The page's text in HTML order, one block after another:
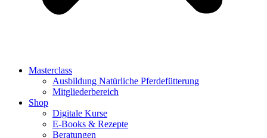
Masterclass
Ausbildung Natürliche Pferdefütterung
Mitgliederbereich
Shop
Digitale Kurse
E-Books & Rezepte
Beratungen